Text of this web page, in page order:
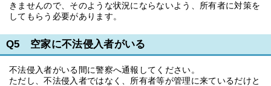
きませんので、そのような状況にならないよう、所有者に対策を
してもらう必要があります。
Q5 空家に不法侵入者がいる
不法侵入者がいる間に警察へ通報してください。
ただし、不法侵入者ではなく、所有者等が管理に来ているだけと